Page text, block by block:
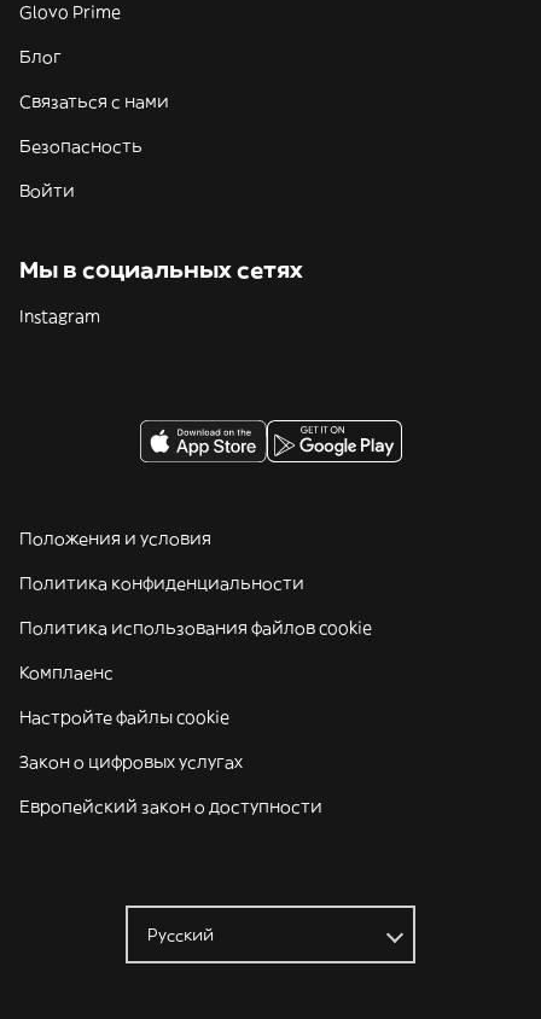
Glovo Prime
Блог
Связаться с нами
Безопасность
Войти
Мы в социальных сетях
Instagram
Положения и условия
Политика конфиденциальности
Политика использования файлов cookie
Комплаенс
Настройте файлы cookie
Закон о цифровых услугах
Европейский закон о доступности